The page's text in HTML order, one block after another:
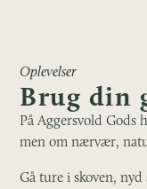
Oplevelser
Brug din
På Aggersvold Gods
men om nærvær,
Gå ture i skoven,